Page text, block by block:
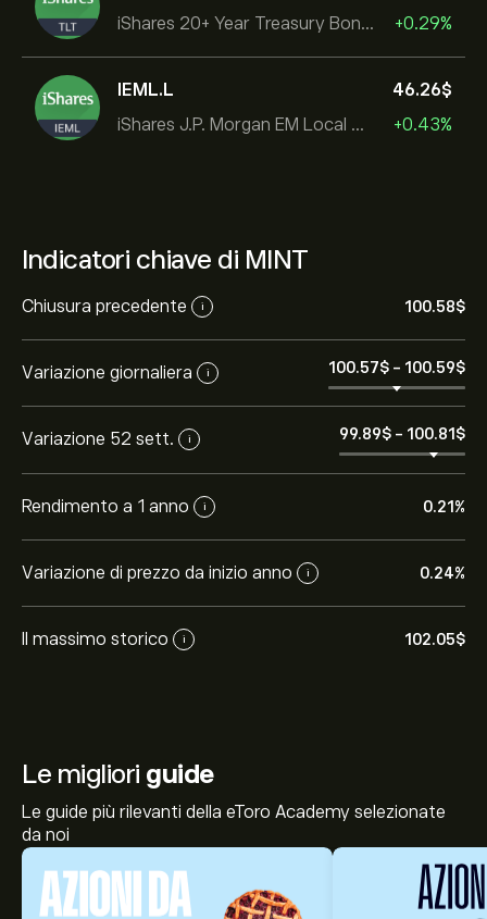
iShares 20+ Year Treasury Bond ETF
+0.29%
IEML.L
iShares J.P. Morgan EM Local Govt Bond UCITS ETF
46.26‎$‎
+0.43%
Indicatori chiave di MINT
Chiusura precedente i 100.58‎$‎
Variazione giornaliera i 100.57‎$‎ - 100.59‎$‎
Variazione 52 sett. i 99.89‎$‎ - 100.81‎$‎
Rendimento a 1 anno i 0.21%
Variazione di prezzo da inizio anno i 0.24%
Il massimo storico i 102.05‎$‎
Le migliori guide
Le guide più rilevanti della eToro Academy selezionate
da noi